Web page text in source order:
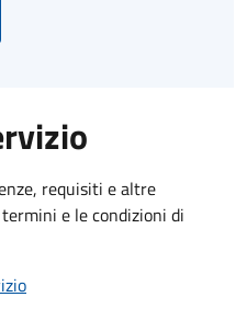
requisiti e altre
e le condizioni di